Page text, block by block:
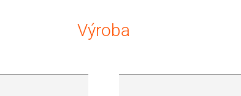
Výroba